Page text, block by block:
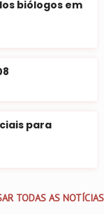
biólogos em
para
TODAS AS NOTÍCIAS